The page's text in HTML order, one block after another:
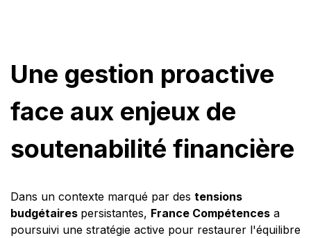
Une gestion proactive
face aux enjeux de
soutenabilité financière
Dans un contexte marqué par des tensions
budgétaires persistantes, France Compétences a
poursuivi une stratégie active pour restaurer l'équilibre